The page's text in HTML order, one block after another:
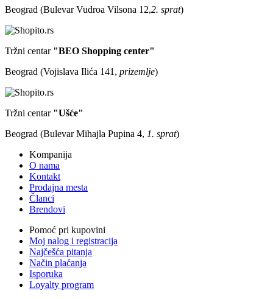
Beograd (Bulevar Vudroa Vilsona 12,2. sprat)
Tržni centar "BEO Shopping center"
Beograd (Vojislava Ilića 141, prizemlje)
Tržni centar "Ušće"
Beograd (Bulevar Mihajla Pupina 4, 1. sprat)
Kompanija
O nama
Kontakt
Prodajna mesta
Članci
Brendovi
Pomoć pri kupovini
Moj nalog i registracija
Najčešća pitanja
Način plaćanja
Isporuka
Loyalty program